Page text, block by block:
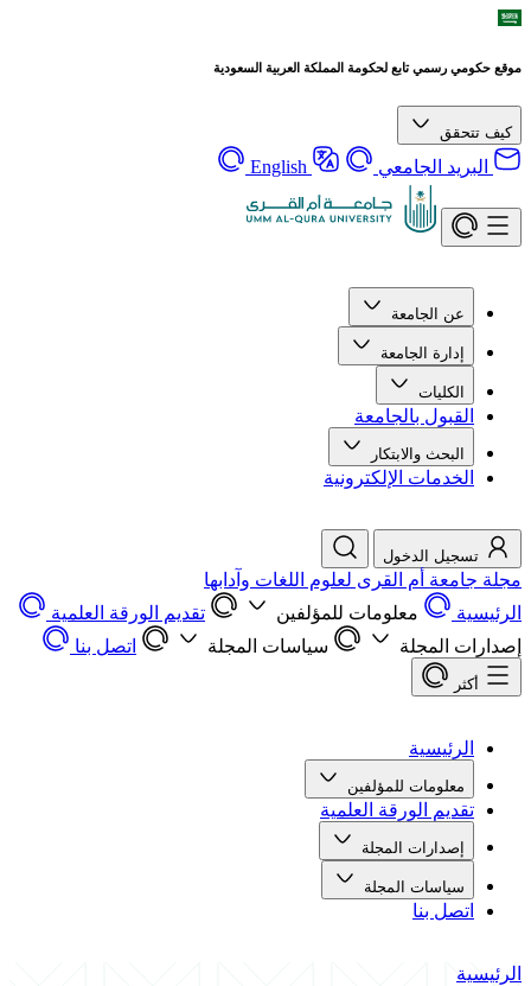
موقع حكومي رسمي تابع لحكومة المملكة العربية السعودية
كيف تتحقق
البريد الجامعي English
عن الجامعة
إدارة الجامعة
الكليات
القبول بالجامعة
البحث والابتكار
الخدمات الإلكترونية
تسجيل الدخول
مجلة جامعة أم القرى لعلوم اللغات وآدابها
الرئيسية
معلومات للمؤلفين
تقديم الورقة العلمية
إصدارات المجلة
سياسات المجلة اتصل بنا
أكثر
الرئيسية
معلومات للمؤلفين
تقديم الورقة العلمية
إصدارات المجلة
سياسات المجلة
اتصل بنا
الرئيسية